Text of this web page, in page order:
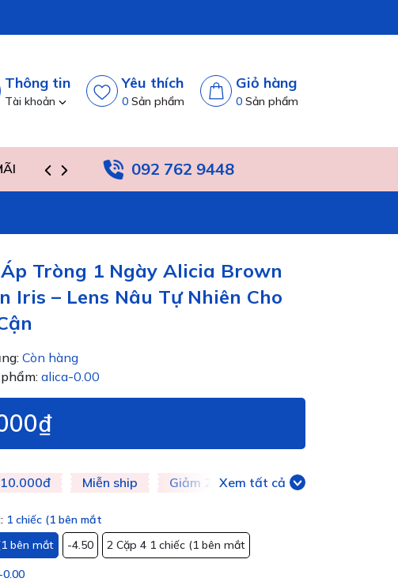
Thông tin
Tài khoản
Yêu thích
0 Sản phẩm
Giỏ hàng
0 Sản phẩm
TIN TỨC HỆ THỐNG
092 762 9448
Tròng 1 Ngày Alicia Brown
Iris – Lens Nâu Tự Nhiên Cho
Còn hàng
alica-0.00
Miễn ship Giảm 20k Giảm 50k
Xem tất cả
1 chiếc (1 bên mắt
bên mắt
-4.50 2 Cặp 4 1 chiếc (1 bên mắt
-0.00